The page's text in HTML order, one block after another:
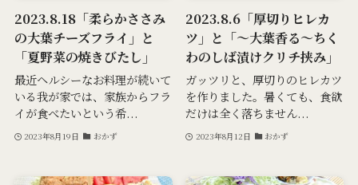
2023.8.18「柔らかささみ
の大葉チーズフライ」と
「夏野菜の焼きびたし」
最近ヘルシーなお料理が続いて
いる我が家では、家族からフラ
イが食べたいという希...
2023年8月19日 おかず
2023.8.6「厚切りヒレカ
ツ」と「～大葉香る～ちく
わのしば漬けクリチ挟み」
ガッツリと、厚切りのヒレカツ
を作りました。暑くても、食欲
だけは全く落ちません...
2023年8月12日 おかず